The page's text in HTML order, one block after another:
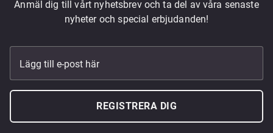
Anmäl dig till vårt nyhetsbrev och ta del av våra senaste
nyheter och special erbjudanden!
Lägg till e-post här
REGISTRERA DIG